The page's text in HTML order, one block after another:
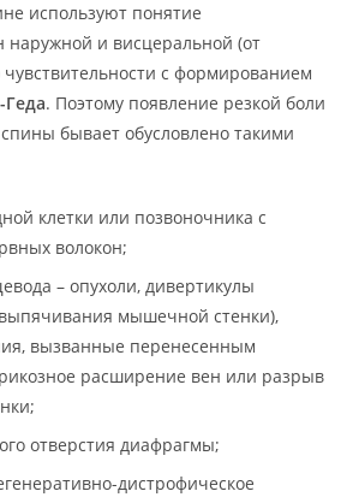
используют понятие
и висцеральной (от
с формированием
Геда. Поэтому появление резкой боли
бывает обусловлено такими
клетки или позвоночника с
волокон;
– опухоли, дивертикулы
мышечной стенки),
вызванные перенесенным
расширение вен или разрыв
отверстия диафрагмы;
дистрофическое